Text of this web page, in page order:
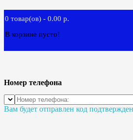
0 товар(ов) - 0.00 р.
В корзине пусто!
Номер телефона
Вам будет отправлен код